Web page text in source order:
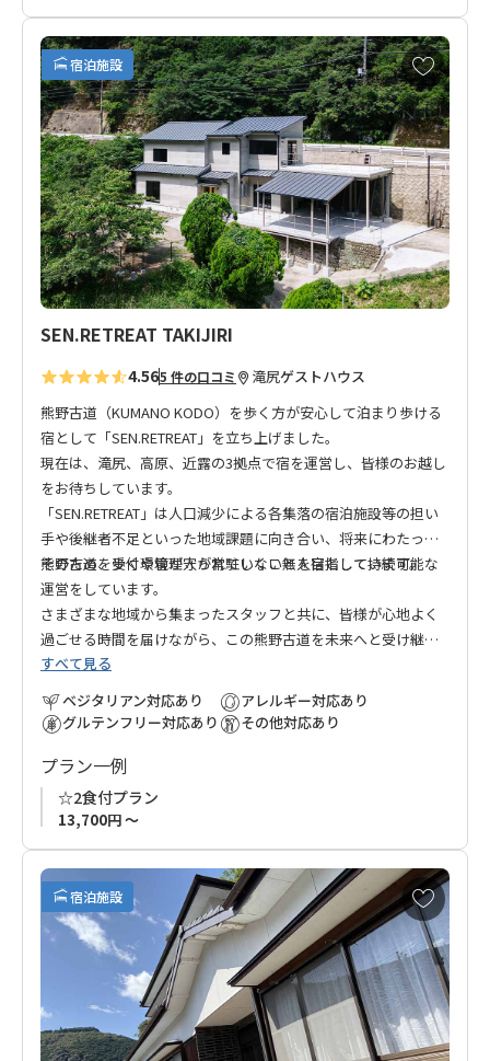
お申し込みは2名様からとなっております。
※1名様でのお申し込みはお受けできません。
宿泊施設
お
気
に
入
り
に
追
加
SEN.RETREAT TAKIJIRI
4.565 件の口コミ 滝尻ゲストハウス
熊野古道（KUMANO KODO）を歩く方が安心して泊まり歩ける
宿として「SEN.RETREAT」を立ち上げました。
現在は、滝尻、高原、近露の3拠点で宿を運営し、皆様のお越し
をお待ちしています。
「SEN.RETREAT」は人口減少による各集落の宿泊施設等の担い
手や後継者不足といった地域課題に向き合い、将来にわたって
熊野古道を歩く環境が守られていくことを目指しています。
そのため、受付や管理人が常駐しない無人宿として持続可能な
運営をしています。
さまざまな地域から集まったスタッフと共に、皆様が心地よく
過ごせる時間を届けながら、この熊野古道を未来へと受け継い
でまいります。
すべて見る
ベジタリアン対応あり
グルテンフリー対応あり
アレルギー対応あり
その他対応あり
プラン一例
☆2食付プラン
13,700円 ～
宿泊施設
お
気
に
入
り
に
追
加